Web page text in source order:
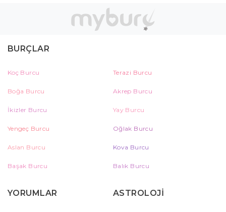
BURÇLAR
Koç Burcu Terazi Burcu
Boğa Burcu Akrep Burcu
İkizler Burcu Yay Burcu
Yengeç Burcu Oğlak Burcu
Aslan Burcu Kova Burcu
Başak Burcu Balık Burcu
YORUMLAR ASTROLOJİ